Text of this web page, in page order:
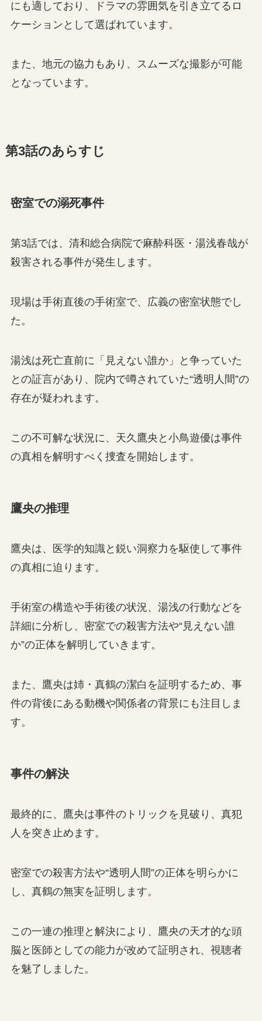
にも適しており、ドラマの雰囲気を引き立てるロ
ケーションとして選ばれています。
また、地元の協力もあり、スムーズな撮影が可能
となっています。
第3話のあらすじ
密室での溺死事件
第3話では、清和総合病院で麻酔科医・湯浅春哉が
殺害される事件が発生します。
現場は手術直後の手術室で、広義の密室状態でし
た。
湯浅は死亡直前に「見えない誰か」と争っていた
との証言があり、院内で噂されていた“透明人間”の
存在が疑われます。
この不可解な状況に、天久鷹央と小鳥遊優は事件
の真相を解明すべく捜査を開始します。
鷹央の推理
鷹央は、医学的知識と鋭い洞察力を駆使して事件
の真相に迫ります。
手術室の構造や手術後の状況、湯浅の行動などを
詳細に分析し、密室での殺害方法や“見えない誰
か”の正体を解明していきます。
また、鷹央は姉・真鶴の潔白を証明するため、事
件の背後にある動機や関係者の背景にも注目しま
す。
事件の解決
最終的に、鷹央は事件のトリックを見破り、真犯
人を突き止めます。
密室での殺害方法や“透明人間”の正体を明らかに
し、真鶴の無実を証明します。
この一連の推理と解決により、鷹央の天才的な頭
脳と医師としての能力が改めて証明され、視聴者
を魅了しました。